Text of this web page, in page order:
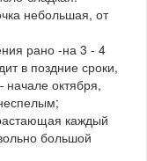
небольшая, от
рано -на 3 - 4
в поздние сроки,
октября,
каждый
большой